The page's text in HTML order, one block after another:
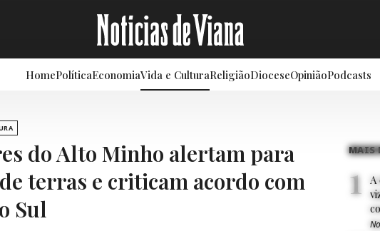
HomePolíticaEconomiaVida e CulturaReligiãoDioceseOpiniãoPodcasts
do Alto Minho alertam para
terras e criticam acordo com
Sul
MAIS
A